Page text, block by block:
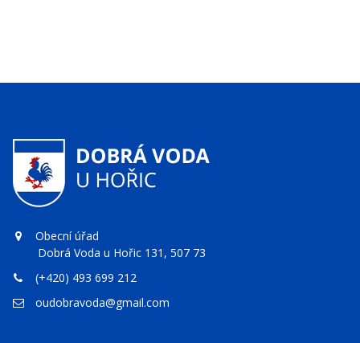
Obecní úřad
Dobrá Voda u Hořic 131, 507 73
(+420) 493 699 212
oudobravoda@gmail.com